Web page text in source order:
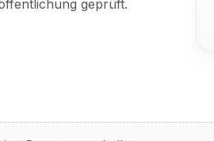
geprüft.